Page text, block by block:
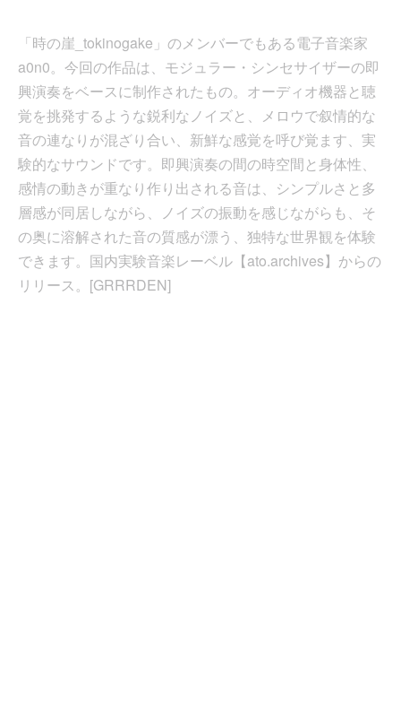
「時の崖_tokinogake」のメンバーでもある電子音楽家
a0n0。今回の作品は、モジュラー・シンセサイザーの即
興演奏をベースに制作されたもの。オーディオ機器と聴
覚を挑発するような鋭利なノイズと、メロウで叙情的な
音の連なりが混ざり合い、新鮮な感覚を呼び覚ます、実
験的なサウンドです。即興演奏の間の時空間と身体性、
感情の動きが重なり作り出される音は、シンプルさと多
層感が同居しながら、ノイズの振動を感じながらも、そ
の奥に溶解された音の質感が漂う、独特な世界観を体験
できます。国内実験音楽レーベル【ato.archives】からの
リリース。[GRRRDEN]